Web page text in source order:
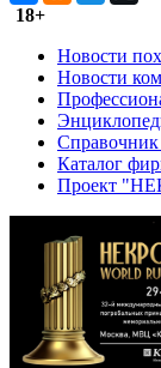
18+
Новости
Новости
Справочник
Каталог
Проект